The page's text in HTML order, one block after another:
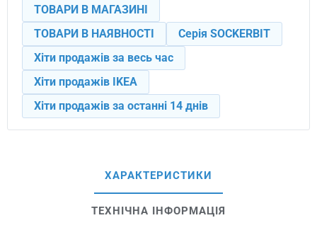
ТОВАРИ В МАГАЗИНІ
ТОВАРИ В НАЯВНОСТІ
Серія SOCKERBIT
Хіти продажів за весь час
Хіти продажів IKEA
Хіти продажів за останні 14 днів
ХАРАКТЕРИСТИКИ
ТЕХНІЧНА ІНФОРМАЦІЯ